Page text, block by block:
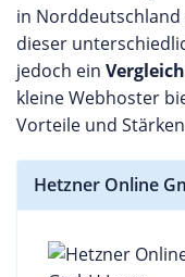
in
dieser
jedoch ein
kleine Webhoster
Vorteile und
Hetzner Online